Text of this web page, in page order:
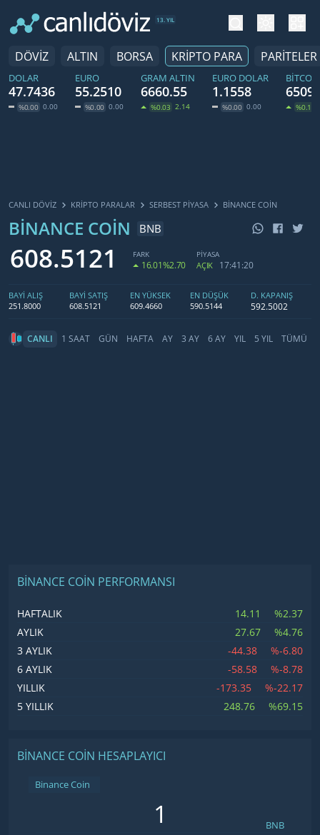
13. YIL
DÖVİZ ALTIN BORSA KRİPTO PARA PARİTELER
DOLAR
47.7436
%0.00 0.00
EURO
55.2510
%0.00 0.00
GRAM ALTIN
6660.55
%0.03 2.14
EURO DOLAR
1.1558
%0.00 0.00 %0.15
CANLI DÖVİZ KRIPTO PARALAR SERBEST PIYASA BINANCE COIN
BINANCE COIN BNB
608.5121 FARK
16.01%2.70
PİYASA
AÇIK 17:41:20
BAYİ ALIŞ
251.8000
BAYİ SATIŞ
608.5121
EN YÜKSEK
609.4660
EN DÜŞÜK
590.5144
D. KAPANIŞ
592.5002
CANLI 1 SAAT GÜN HAFTA AY 3 AY 6 AY YIL 5 YIL TÜMÜ
BINANCE COIN PERFORMANSI
HAFTALIK 14.11
%2.37
AYLIK
27.67
%4.76
3 AYLIK
-44.38
%-6.80
6 AYLIK
-58.58
%-8.78
YILLIK
-173.35
%-22.17
5 YILLIK
248.76 %69.15
BINANCE COIN HESAPLAYICI
Binance Coin
BNB